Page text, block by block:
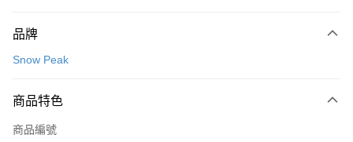
信用卡一次付款
Apple Pay
悠遊付
品牌
Snow Peak
商品特色
商品編號